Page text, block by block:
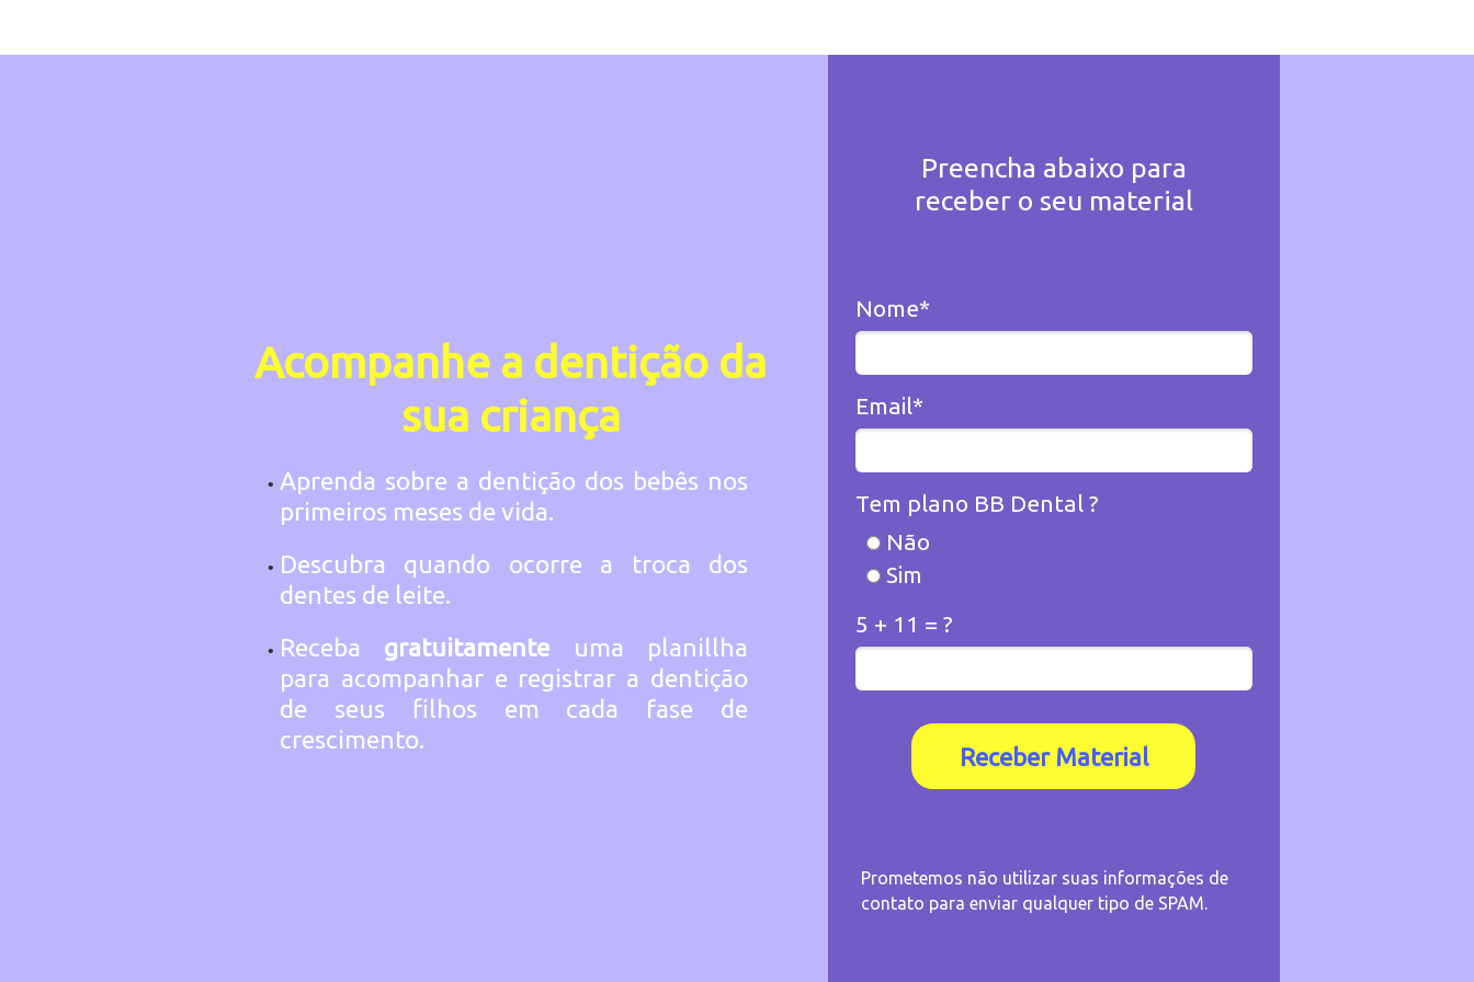
Acompanhe a dentição da
sua criança
Aprenda sobre a dentição dos bebês nos
primeiros meses de vida.
Descubra quando ocorre a troca dos
dentes de leite.
Receba gratuitamente uma planillha
para acompanhar e registrar a dentição
de seus filhos em cada fase de
crescimento.
Preencha abaixo para
receber o seu material
Nome*
Email*
Tem plano BB Dental ?
Não
Sim
5 + 11 = ?
Receber Material
Prometemos não utilizar suas informações de
contato para enviar qualquer tipo de SPAM.